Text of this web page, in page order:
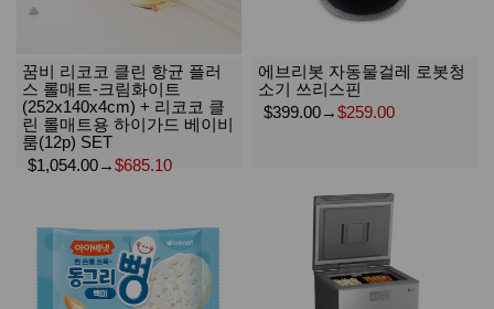
꿈비 리코코 클린 항균 플러
스 롤매트-크림화이트
(252x140x4cm) + 리코코 클
린 롤매트용 하이가드 베이비
룸(12p) SET
$1,054.00→$685.10
에브리봇 자동물걸레 로봇청
소기 쓰리스핀
$399.00→$259.00